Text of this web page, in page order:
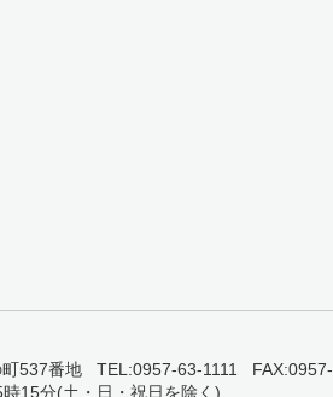
537番地 TEL:0957-63-1111
15分(土・日・祝日を除く)